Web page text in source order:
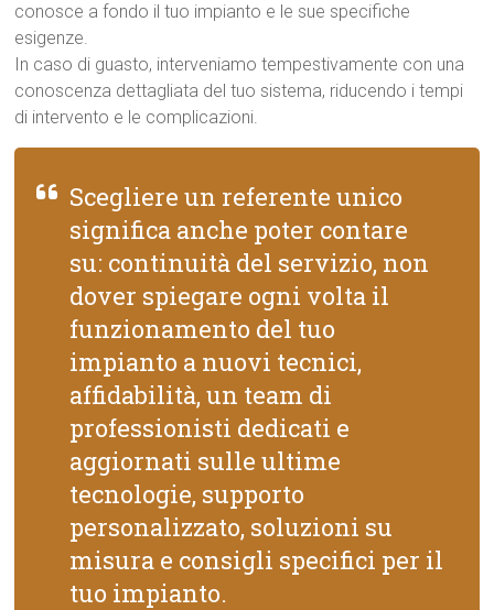
conosce a fondo il tuo impianto e le sue specifiche
esigenze.
In caso di guasto, interveniamo tempestivamente con una
conoscenza dettagliata del tuo sistema, riducendo i tempi
di intervento e le complicazioni.
Scegliere un referente unico
significa anche poter contare
su: continuità del servizio, non
dover spiegare ogni volta il
funzionamento del tuo
impianto a nuovi tecnici,
affidabilità, un team di
professionisti dedicati e
aggiornati sulle ultime
tecnologie, supporto
personalizzato, soluzioni su
misura e consigli specifici per il
tuo impianto.